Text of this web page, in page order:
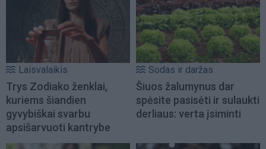
Laisvalaikis
Trys Zodiako ženklai,
kuriems šiandien
gyvybiškai svarbu
apsišarvuoti kantrybe
Sodas ir daržas
Šiuos žalumynus dar
spėsite pasisėti ir sulaukti
derliaus: verta įsiminti